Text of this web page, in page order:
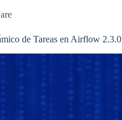
de Tareas en Airflow 2.3.0